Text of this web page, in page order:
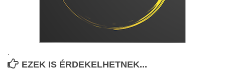
.
EZEK IS ÉRDEKELHETNEK...